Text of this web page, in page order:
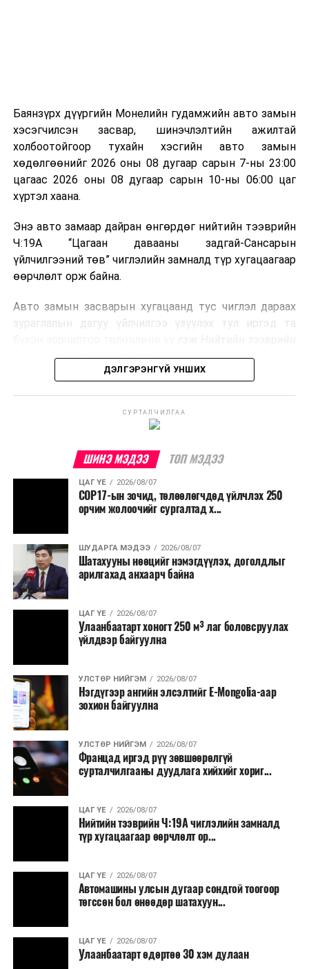
болон дулааны эрчим хүч үйлдвэрлэхэд ашиглаж
болдог. Зарим технологийн хувьд шаталтын дараа
үлдэх үнснээс фосфор зэрэг ашигт эрдсийг сэргээн
авах боломжтой аж.
Япон, Герман, Швейцар, Нидерланд, Өмнөд Солонгос
зэрэг улс лаг хатаах, шатаах технологийг ашиглаж
байна. Тухайлбал, Германд лаг шатаах үйлдвэрээс
гарсан үнснээс фосфор сэргээн авах технологи
ашигладаг бол Нидерландад төвлөрсөн лаг
боловсруулах үйлдвэрүүдээр дулаан, цахилгаан
Ийнхүү лаг хатаах, шатаах технологийг лагийн
улсад өргөн ашиглаж байна.
Баянзүрх дүүргийн Монелийн гудамжийн авто замын
хэсэгчилсэн засвар, шинэчлэлтийн ажилтай
холбоотойгоор тухайн хэсгийн авто замын
хөдөлгөөнийг 2026 оны 08 дугаар сарын 7-ны 23:00
цагаас 2026 оны 08 дугаар сарын 10-ны 06:00 цаг
хүртэл хаана.
Энэ авто замаар дайран өнгөрдөг нийтийн тээврийн
Ч:19А “Цагаан давааны задгай-Сансарын
үйлчилгээний төв” чиглэлийн замналд түр хугацаагаар
өөрчлөлт орж байна.
Авто замын засварын хугацаанд тус чиглэл дараах
зураглалын дагуу үйлчилгээ үзүүлэх тул иргэд та
бодлогын газраас мэдээллээ.
ДЭЛГЭРЭНГҮЙ УНШИХ
СУРТАЛЧИЛГАА
ШИНЭ МЭДЭЭ ТОП МЭДЭЭ
ЦАГ ҮЕ 2026/08/07
COP17-ын зочид, төлөөлөгчдөд үйлчлэх 250
орчим жолоочийг сургалтад х...
ШУДАРГА МЭДЭЭ 2026/08/07
Шатахууны нөөцийг нэмэгдүүлэх, доголдлыг
арилгахад анхаарч байна
ЦАГ ҮЕ 2026/08/07
Улаанбаатарт хоногт 250 м³ лаг боловсруулах
үйлдвэр байгуулна
УЛСТӨР НИЙГЭМ 2026/08/07
Нэгдүгээр ангийн элсэлтийг E-Mongolia-аар
зохион байгуулна
УЛСТӨР НИЙГЭМ 2026/08/07
Францад иргэд рүү зөвшөөрөлгүй
сурталчилгааны дуудлага хийхийг хориг...
ЦАГ ҮЕ 2026/08/07
Нийтийн тээврийн Ч:19А чиглэлийн замналд
түр хугацаагаар өөрчлөлт ор...
ЦАГ ҮЕ 2026/08/07
Автомашины улсын дугаар сондгой тоогоор
төгссөн бол өнөөдөр шатахуун...
ЦАГ ҮЕ 2026/08/07
Улаанбаатарт өдөртөө 30 хэм дулаан